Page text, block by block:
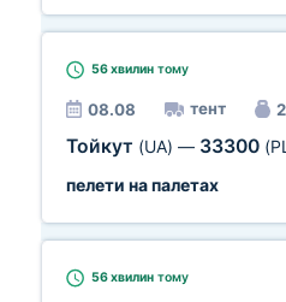
56 хвилин тому
08.08 тент
Тойкут (UA) — 33300
пелети на палетах
56 хвилин тому